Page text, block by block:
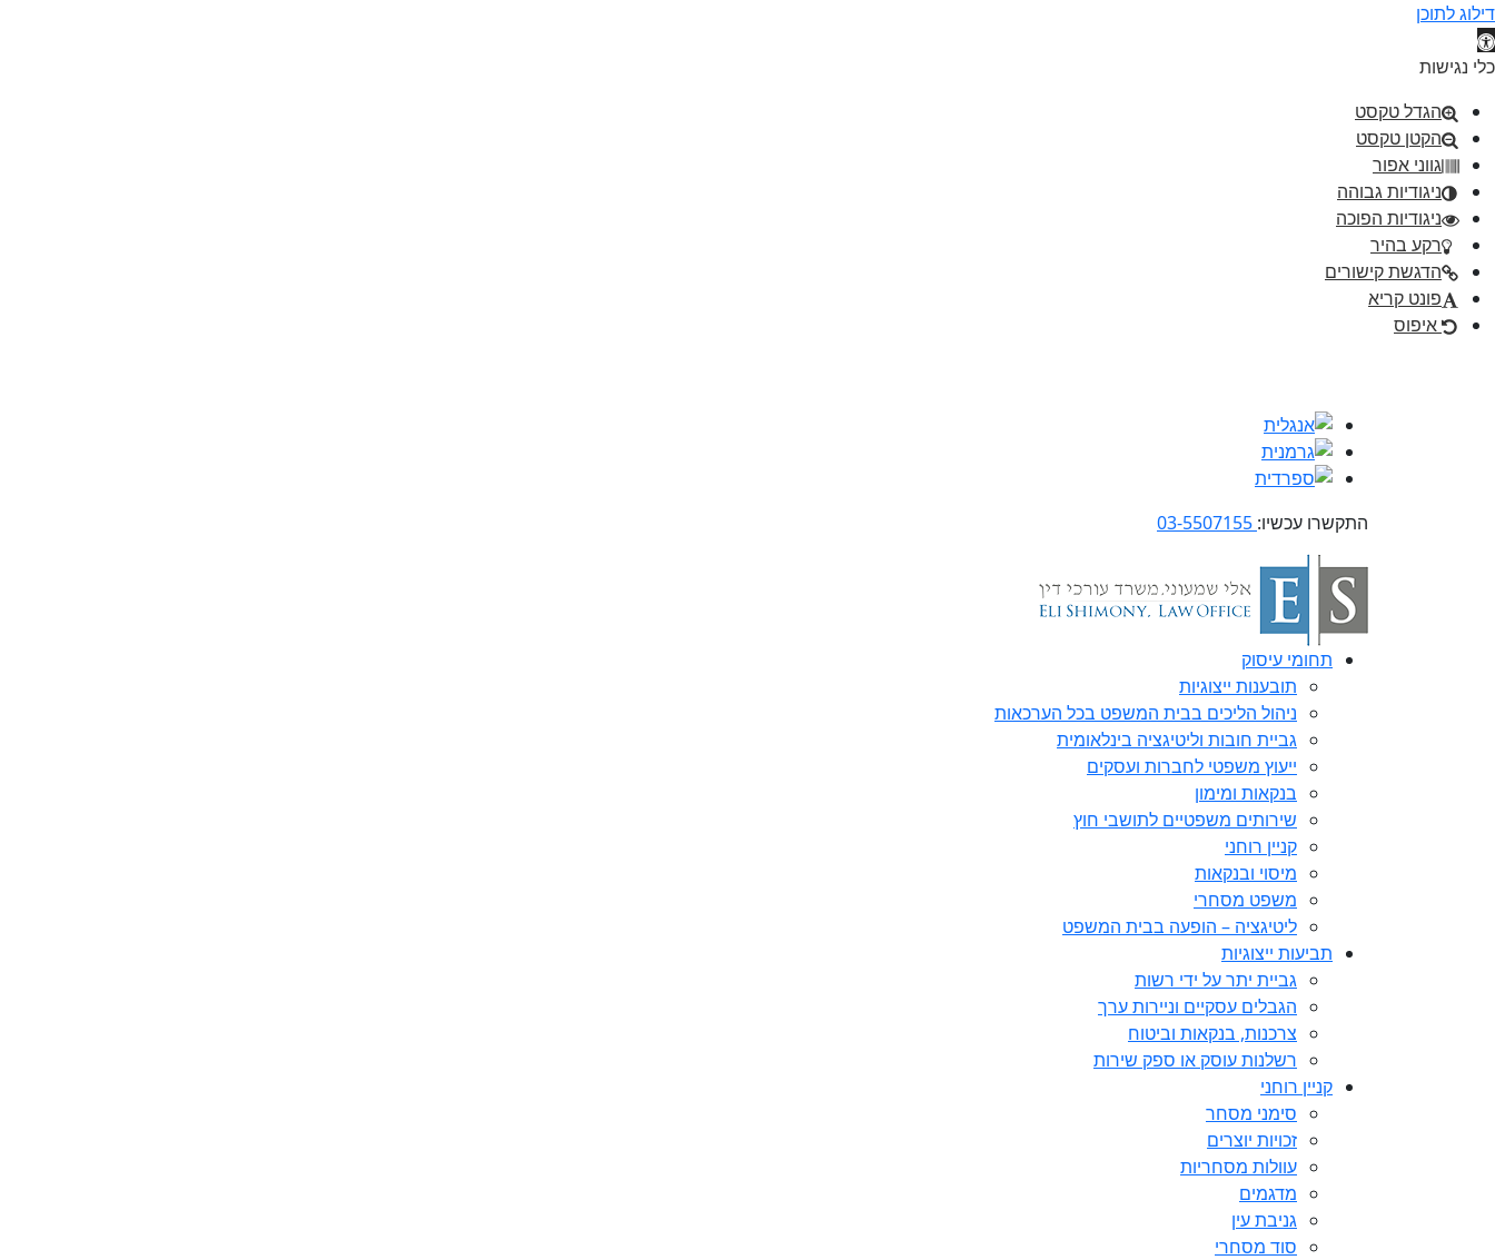
דילוג לתוכן
פתח סרגל נגישות
כלי נגישות
הגדל טקסט
הקטן טקסט
גווני אפור
ניגודיות גבוהה
ניגודיות הפוכה
רקע בהיר
הדגשת קישורים
פונט קריא
איפוס
התקשרו עכשיו:
תחומי עיסוק
תובענות ייצוגיות
ניהול הליכים בבית המשפט בכל הערכאות
גביית חובות וליטיגציה בינלאומית
ייעוץ משפטי לחברות ועסקים
בנקאות ומימון
שירותים משפטיים לתושבי חוץ
קניין רוחני
מיסוי ובנקאות
משפט מסחרי
ליטיגציה – הופעה בבית המשפט
תביעות ייצוגיות
גביית יתר על ידי רשות
הגבלים עסקיים וניירות ערך
צרכנות, בנקאות וביטוח
רשלנות עוסק או ספק שירות
קניין רוחני
סימני מסחר
זכויות יוצרים
עוולות מסחריות
מדגמים
גניבת עין
סוד מסחרי